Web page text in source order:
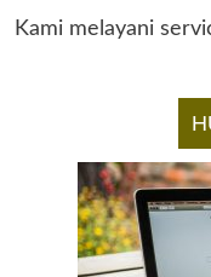
Kami melayani